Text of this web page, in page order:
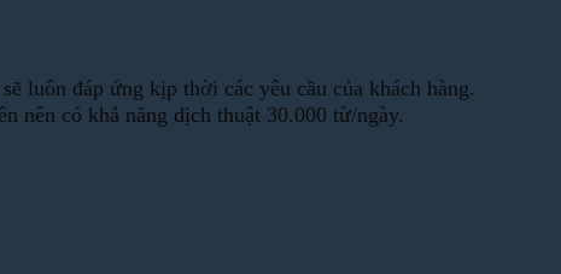
luôn đáp ứng kịp thời các yêu cầu của khách hàng.
nên có khả năng dịch thuật 30.000 từ/ngày.